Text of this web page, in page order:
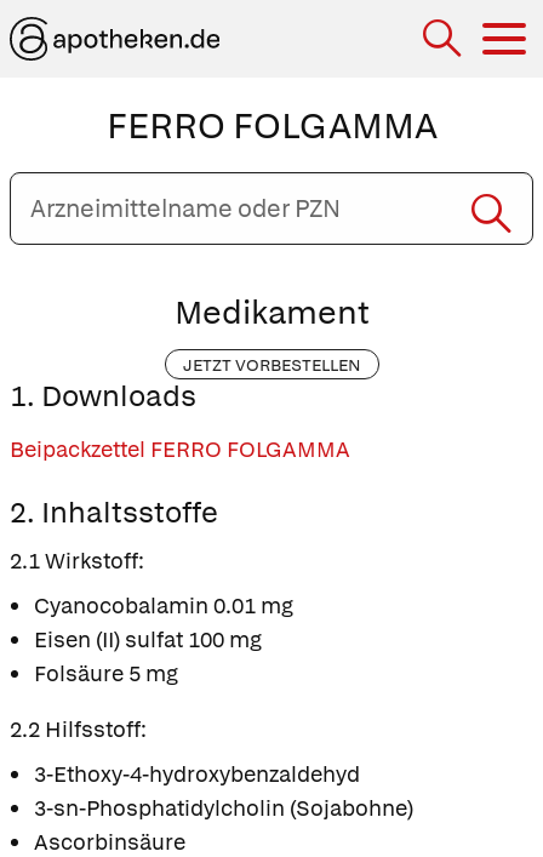
FERRO FOLGAMMA
Arzneimittelname
oder
PZN
Medikament
JETZT VORBESTELLEN
1. Downloads
Beipackzettel FERRO FOLGAMMA
2. Inhaltsstoffe
2.1 Wirkstoff:
Cyanocobalamin 0.01 mg
Eisen (II) sulfat 100 mg
Folsäure 5 mg
2.2 Hilfsstoff:
3-Ethoxy-4-hydroxybenzaldehyd
3-sn-Phosphatidylcholin (Sojabohne)
Ascorbinsäure